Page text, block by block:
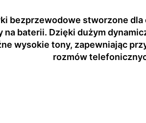
bezprzewodowe stworzone
na baterii. Dzięki dużym
wysokie tony, zapewniając
rozmów